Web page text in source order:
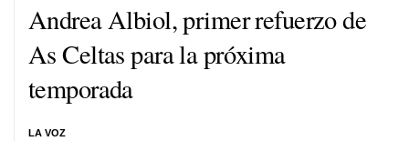
Andrea Albiol, primer refuerzo de
As Celtas para la próxima
temporada
LA VOZ